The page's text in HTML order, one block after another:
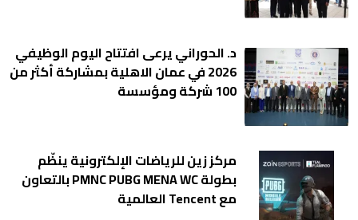
د. الحوراني يرعى افتتاح اليوم الوظيفي
2026 في عمان الاهلية بمشاركة أكثر من
100 شركة ومؤسسة
مركز زين للرياضات الإلكترونية ينظّم
بطولة PMNC PUBG MENA WC بالتعاون
مع Tencent العالمية